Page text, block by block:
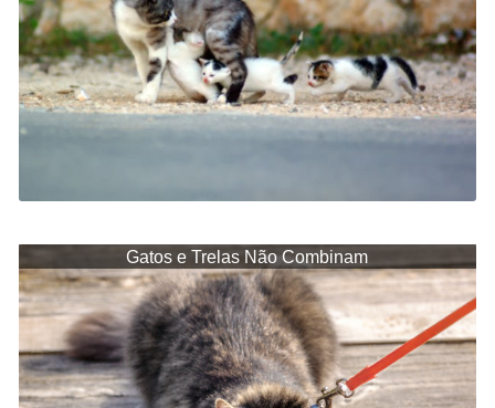
Gatos e Trelas Não Combinam